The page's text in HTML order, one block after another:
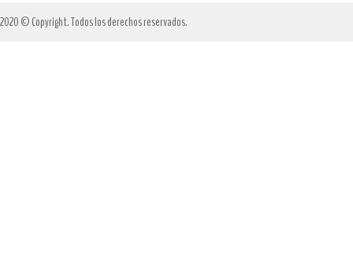
2020 © Copyright. Todos los derechos reservados.